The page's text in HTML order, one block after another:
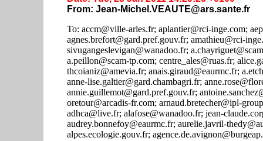
From: Jean-Michel.VEAUTE@ars.sante.fr
To: accm@ville-arles.fr; aplantier@rci-inge.com; aepstalexandre@orange.fr; contactdce@eau-adour-garonne.fr; agnes.brefort@gard.pref.gouv.fr; amathieu@rci-inge.com; f.bourdin.pharma@aider.asso.fr; sivugangeslevigan@wanadoo.fr; a.chayriguet@scam-tp.com; eau.geo@wanadoo.fr; Alain.Roux@ipl-groupe.fr; a.peillon@scam-tp.com; centre_ales@ruas.fr; alice.gabriel@cg30.fr; contact@rhdiffusion.net; contact@amevia.fr; thcoianiz@amevia.fr; anais.giraud@eaurmc.fr; a.etchevers@invs.sante.fr; anne-francoise.aoust@environnement.gouv.fr; anne-lise.galtier@gard.chambagri.fr; anne.rose@florenchie.org; annie.coutellier@ifen.fr; annie.guillemot@gard.pref.gouv.fr; antoine.sanchez@ipl-groupe.fr; arc.et.types@wanadoo.fr; alaurent@abceze.fr; oretour@arcadis-fr.com; arnaud.bretecher@ipl-groupe.fr; ALABRIET@SAUR.FR; asn.crise@asn.fr; qde@aider.asso.fr; adhca@live.fr; alafose@wanadoo.fr; jean-claude.corp@wanadoo.fr; Aude.carreric@entech.fr; audrey.bonnefoy@eaurmc.fr; aurelie.javril-thedy@audrna.com; a.marcon@gingergroupe.com; aurelie.roy@rhone-alpes.ecologie.gouv.fr; agence.de.avignon@burgeap.fr; azurenvironnement@orange.fr; labonimes@bouisson-bertrand.fr; beatrice.panis@IPL-groupe.fr; beatrice.panis@IPL-groupe.fr; benoit.burguin@lyonnaise-des-eaux.fr; phalippou@cereg.com; benoit-robin@wanadoo.fr; berengere.soulages@gard.pref.gouv.fr; contact@bergasud.fr; bernard.mathieu@eu.rhodia.com; bernardp@fcvnet.net; rebaudo.bernard@wanadoo.fr; brissaud@msem.univ-montp2.fr; levigandgs@wanadoo.fr; brigitte.caron@herault.gouv.fr; brigitte.goral@veoliaeau.fr; brigitte.chateau@agriculture.gouv.fr; brle@brl.fr; dc.brli@brl.fr; bruno.amat@gard.pref.gouv.fr; contact@artesis.com; contact@amevia.fr; atdx@atdx.fr; marine.drouet@bert-consultant.fr; valerica.bascou@bg-21.com; contact@cereg-ingenierie.com; d.metge@ceturlr.com; mende@couet.geometre-expert.fr; annaig.haumont@egis.fr; csouchal@environcorp.com; agence@garcia-diaz.fr; sandie.revillet@garcia-diaz.fr; info@gaxieu.fr; banton@hydriad.com; mariepaule.pons@gaxieu.fr; iate@wanadoo.fr; trambion@intervia-etudes.fr; oc.infra@wanadoo.fr; ales@rci-inge.com; rci.aubenas@free.fr; l.chabert@beseri.fr; info@serpol.fr; c.hollard@afssa.fr; Gaxieu@wanadoo.fr; info@camping-les-plans.fr; capeb30@wanadoo.fr; carlos.morgadinho@lyonnaise-des-eaux.fr; carole.crepieux@developpement-durable.gouv.fr; carole.demuenynck@sanofi-aventis.com; caroline.hemain@brl.fr; caroline.verdier@safege.fr; contact@carto.fr; c.forot@ges-sa.fr; celine.bonnefoi@veoliaeau.fr; celine.pucci@ipseau.ingerop.com; Chantal.Bauby@ville-nimes.fr; batiot@msem.univ-montp2.fr; charlotte.parent@gard.pref.gouv.fr; christian.duprat@veoliaeau.fr; joseph.christian2@orange.fr; christian.jouniaux@asf.fr; Christian.Laval@equipement.gouv.fr; christian.pinede@industrie.pref.gouv.fr; Christian.PLART@veoliaeau.fr; christiane-denise.puech@justice.fr; christine.herbaut@bouches-du-rhone.pref.gouv.fr; Christophe.Schubert@brl.fr; christine.villa@agriculture.gouv.fr; Christophe.PERRIN@gard.pref.gouv.fr; ucst@chu-nimes.fr; claire.b-desbareau@agriculture.gouv.fr; claire.combebiac@asconit.com; c.causse.hpf@hhse.fr; coderst@gard.pref.gouv.fr; commercialnimes@bouisson-bertrand.fr; communes.draga@wanadoo.fr; ccterredecamargue@wanadoo.fr; communedemialet2@wanadoo.fr; communedesauzet@wanadoo.fr; cen-lr@wanadoo.fr; com@brl.fr; gianesini.jrbc@wanadoo.ft; Corinne.Bouniol@equipement.gouv.fr; c.gayraud@csdazur.fr; IMCEAFAX-